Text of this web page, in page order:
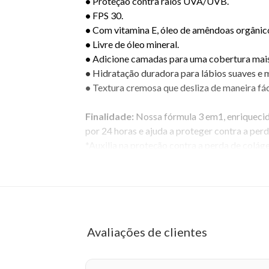
• FPS 30.
• Com vitamina E, óleo de amêndoas
• Livre de óleo mineral.
• Adicione camadas para uma cobertura
• Hidratação duradora para lábios suaves e
• Textura cremosa que desliza de maneira
Finalidade: Nossa fórmula 3 em1,
por 24 horas e ajuda a proteger contra a
parkii butter, prunus amygdalus dulcis oil,
Avaliações de clientes